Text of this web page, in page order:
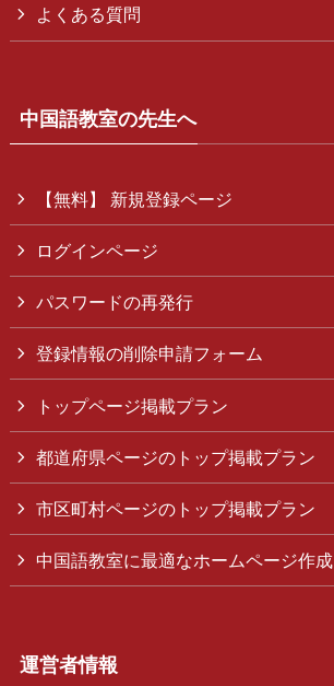
よくある質問
中国語教室の先生へ
【無料】 新規登録ページ
ログインページ
パスワードの再発行
登録情報の削除申請フォーム
トップページ掲載プラン
都道府県ページのトップ掲載プラン
市区町村ページのトップ掲載プラン
中国語教室に最適なホームページ作成
運営者情報